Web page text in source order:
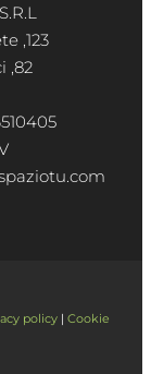
,123
,82
policy| Cookie